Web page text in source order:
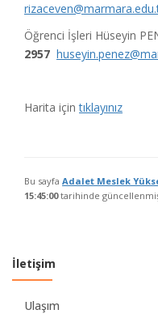
Öğrenci İşleri Hüseyin
2957
Harita içintıklayınız
Bu sayfa Adalet Meslek
15:45:00tarihinde
İletişim
Ulaşım